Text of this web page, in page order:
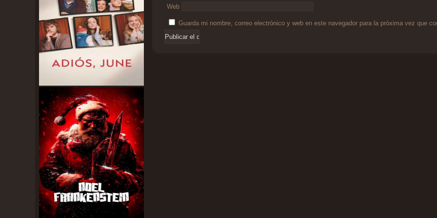
Web
Guarda mi nombre, correo electrónico y web en este navegador para la próxima vez que